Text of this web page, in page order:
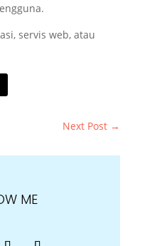
servis web, atau
Next Post →
ME